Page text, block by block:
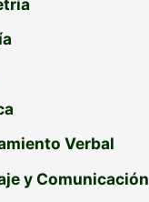
Verbal
y Comunicación